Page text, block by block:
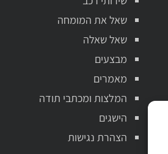
שאל את המומחה
שאל שאלה
מבצעים
מאמרים
המלצות ומכתבי תודה
הישגים
הצהרת נגישות